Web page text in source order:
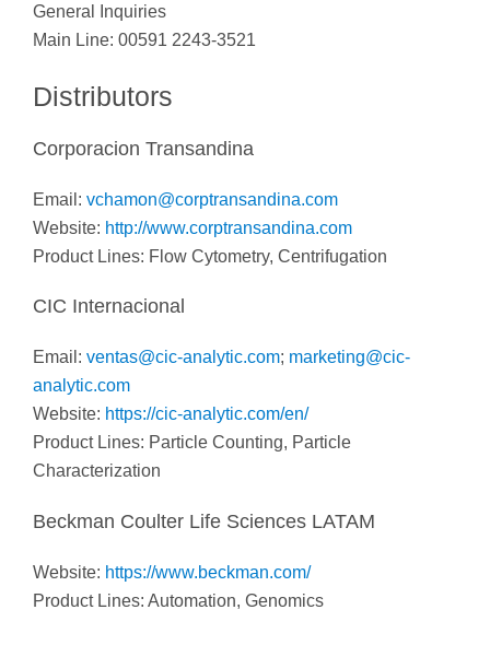
General Inquiries
Main Line: 00591 2243-3521
Distributors
Corporacion Transandina
Email: vchamon@corptransandina.com
Website: http://www.corptransandina.com
Product Lines: Flow Cytometry, Centrifugation
CIC Internacional
Email: ventas@cic-analytic.com; marketing@cic-
analytic.com
Website: https://cic-analytic.com/en/
Product Lines: Particle Counting, Particle
Characterization
Beckman Coulter Life Sciences LATAM
Website: https://www.beckman.com/
Product Lines: Automation, Genomics